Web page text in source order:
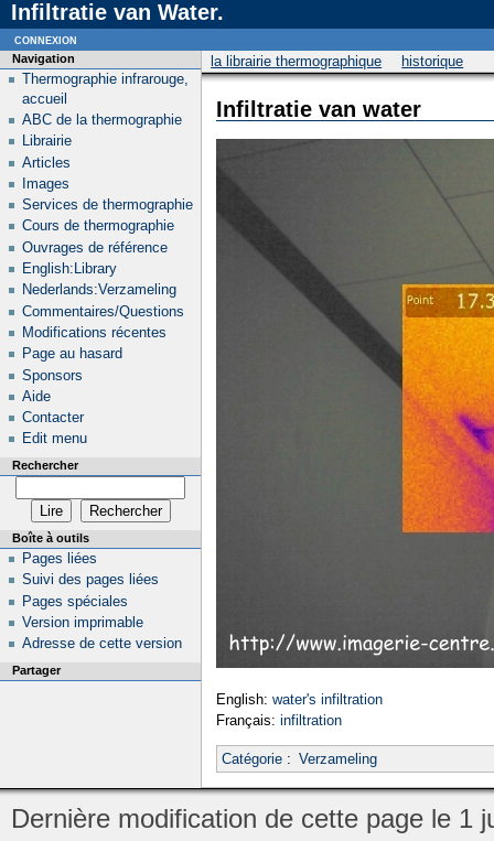
Infiltratie van Water.
la librairie thermographique historique
Infiltratie van water
English: water's infiltration
Français: infiltration
Catégorie: Verzameling
Navigation
Thermographie infrarouge,
accueil
ABC de la thermographie
Librairie
Articles
Images
Services de thermographie
Cours de thermographie
Ouvrages de référence
English:Library
Nederlands:Verzameling
Commentaires/Questions
Modifications récentes
Page au hasard
Sponsors
Aide
Contacter
Edit menu
Rechercher
Boîte à outils
Pages liées
Suivi des pages liées
Pages spéciales
Version imprimable
Adresse de cette version
Partager
connexion
Dernière modification de cette page le 1